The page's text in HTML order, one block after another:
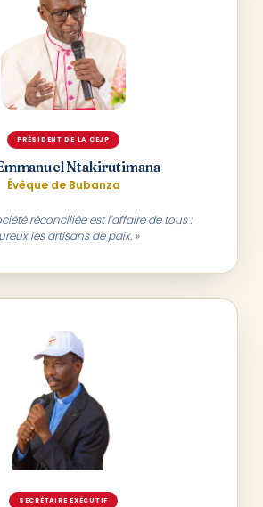
PRÉSIDENT DE LA CEJP
Ntakirutimana
Évêque de Bubanza
réconciliée est l'affaire de tous :
les artisans de paix. »
SECRÉTAIRE EXÉCUTIF